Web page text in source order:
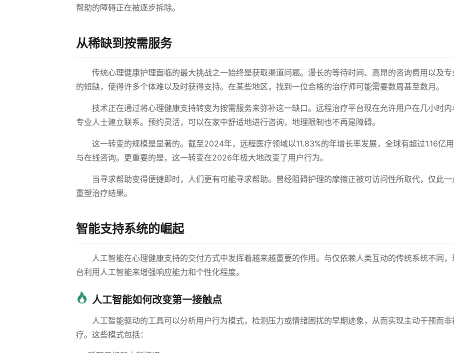
帮助的障碍正在被逐步拆除。
从稀缺到按需服务
传统心理健康护理面临的最大挑战之一始终是获取渠道问题。漫长的等待时间、高昂的咨询费用以及专
的短缺，使得许多个体难以及时获得支持。在某些地区，找到一位合格的治疗师可能需要数周甚至数月。
技术正在通过将心理健康支持转变为按需服务来弥补这一缺口。远程治疗平台现在允许用户在几小时内
专业人士建立联系。预约灵活，可以在家中舒适地进行咨询，地理限制也不再是障碍。
这一转变的规模是显著的。截至2024年，远程医疗领域以11.83%的年增长率发展，全球有超过1.16亿
与在线咨询。更重要的是，这一转变在2026年极大地改变了用户行为。
当寻求帮助变得便捷即时，人们更有可能寻求帮助。曾经阻碍护理的摩擦正被可访问性所取代，仅此一
重塑治疗结果。
智能支持系统的崛起
人工智能在心理健康支持的交付方式中发挥着越来越重要的作用。与仅依赖人类互动的传统系统不同
台利用人工智能来增强响应能力和个性化程度。
人工智能如何改变第一接触点
人工智能驱动的工具可以分析用户行为模式，检测压力或情绪困扰的早期迹象，从而实现主动干预而非
疗。这些模式包括：